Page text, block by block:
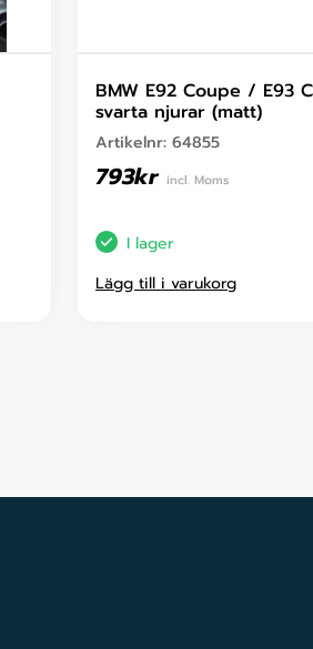
BMW E92 Coupe / E93
svarta njurar (matt)
Artikelnr: 64855
793kr incl. Moms
I lager
Lägg till i varukorg